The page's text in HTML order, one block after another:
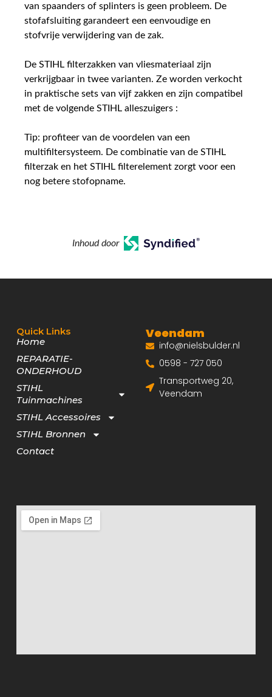
van spaanders of splinters is geen probleem. De
stofafsluiting garandeert een eenvoudige en
stofvrije verwijdering van de zak.
De STIHL filterzakken van vliesmateriaal zijn
verkrijgbaar in twee varianten. Ze worden verkocht
in praktische sets van vijf zakken en zijn compatibel
met de volgende STIHL alleszuigers :
Tip: profiteer van de voordelen van een
multifiltersysteem. De combinatie van de STIHL
filterzak en het STIHL filterelement zorgt voor een
nog betere stofopname.
Inhoud door
Quick Links
Home
REPARATIE-
ONDERHOUD
STIHL
Tuinmachines
STIHL Accessoires
STIHL Bronnen
Contact
Veendam
info@nielsbulder.nl
0598 - 727 050
Transportweg 20,
Veendam